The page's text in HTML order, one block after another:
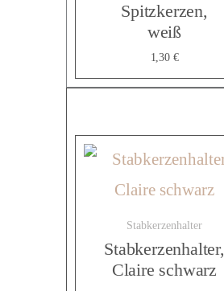
Spitzkerzen,
weiß
1,30 €
Stabkerzenhalter
Stabkerzenhalter,
Claire schwarz